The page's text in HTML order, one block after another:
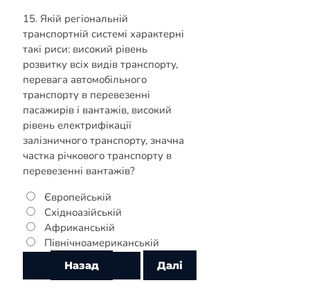
15. Якій регіональній
транспортній системі характерні
такі риси: високий рівень
розвитку всіх видів транспорту,
перевага автомобільного
транспорту в перевезенні
пасажирів і вантажів, високий
рівень електрифікації
залізничного транспорту, значна
частка річкового транспорту в
перевезенні вантажів?
Європейській
Східноазійській
Африканській
Північноамериканській